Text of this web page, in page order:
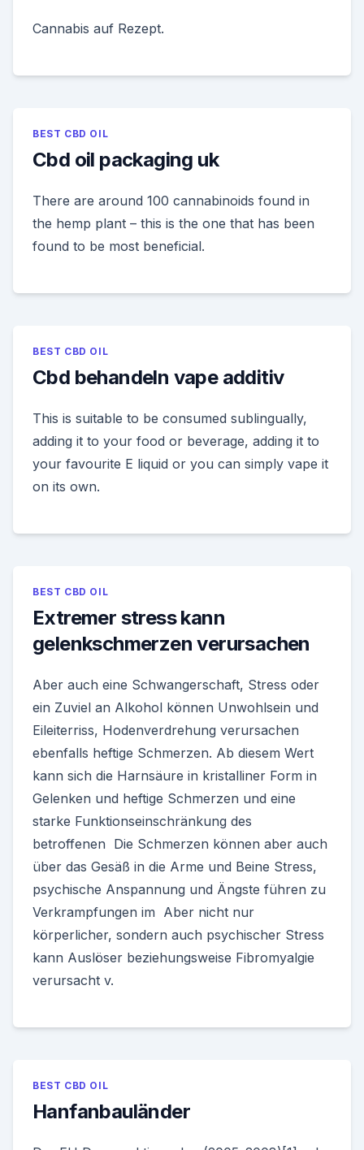
Cannabis auf Rezept.
BEST CBD OIL
Cbd oil packaging uk
There are around 100 cannabinoids found in
the hemp plant – this is the one that has been
found to be most beneficial.
BEST CBD OIL
Cbd behandeln vape additiv
This is suitable to be consumed sublingually,
adding it to your food or beverage, adding it to
your favourite E liquid or you can simply vape it
on its own.
BEST CBD OIL
Extremer stress kann
gelenkschmerzen verursachen
Aber auch eine Schwangerschaft, Stress oder
ein Zuviel an Alkohol können Unwohlsein und
Eileiterriss, Hodenverdrehung verursachen
ebenfalls heftige Schmerzen. Ab diesem Wert
kann sich die Harnsäure in kristalliner Form in
Gelenken und heftige Schmerzen und eine
starke Funktionseinschränkung des
betroffenen Die Schmerzen können aber auch
über das Gesäß in die Arme und Beine Stress,
psychische Anspannung und Ängste führen zu
Verkrampfungen im Aber nicht nur
körperlicher, sondern auch psychischer Stress
kann Auslöser beziehungsweise Fibromyalgie
verursacht v.
BEST CBD OIL
Hanfanbauländer